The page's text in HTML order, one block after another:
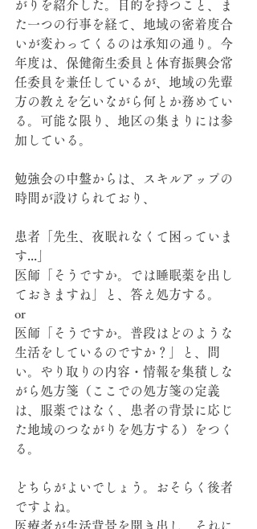
がりを紹介した。目的を持つこと、ま
た一つの行事を経て、地域の密着度合
いが変わってくるのは承知の通り。今
年度は、保健衛生委員と体育振興会常
任委員を兼任しているが、地域の先輩
方の教えを乞いながら何とか務めてい
る。可能な限り、地区の集まりには参
加している。
勉強会の中盤からは、スキルアップの
時間が設けられており、
患者「先生、夜眠れなくて困っていま
す...」
医師「そうですか。では睡眠薬を出し
ておきますね」と、答え処方する。
or
医師「そうですか。普段はどのような
生活をしているのですか？」と、問
い。やり取りの内容・情報を集積しな
がら処方箋（ここでの処方箋の定義
は、服薬ではなく、患者の背景に応じ
た地域のつながりを処方する）をつく
る。
どちらがよいでしょう。おそらく後者
ですよね。
医療者が生活背景を聞き出し、それに